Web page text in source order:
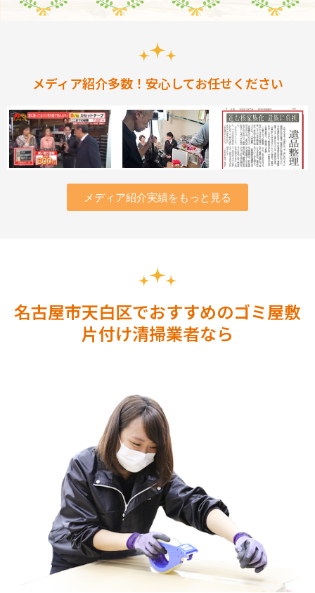
メディア紹介多数！安心してお任せください
メディア紹介実績をもっと見る
名古屋市天白区でおすすめのゴミ屋敷
片付け清掃業者なら